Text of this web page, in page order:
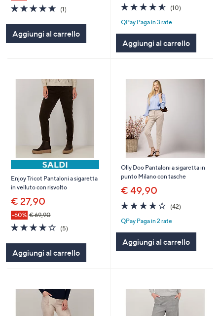
5.0
of
5
Stars
(1)
Aggiungi al carrello
4.5
of
5
(10)
QPay Paga in 3 rate
Aggiungi al carrello
Enjoy Tricot Pantaloni a sigaretta
in velluto con risvolto
€ 27,90
-60% € 69,90
4.2
of
5
Stars
(5)
Aggiungi al carrello
Olly Doo Pantaloni a sigaretta in
punto Milano con tasche
€ 49,90
4.1
of
5
(42)
QPay Paga in 2 rate
Aggiungi al carrello